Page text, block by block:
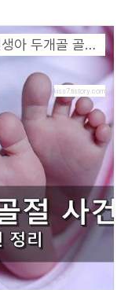
아영이 사건 - 부산 신생아 두개골 골절 사건 정리
kiss7.tistory.com